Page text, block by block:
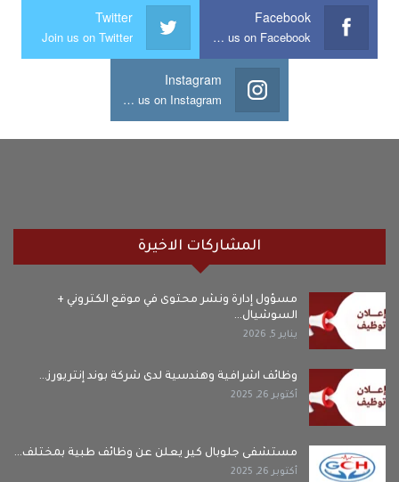
Facebook
Join us on Facebook
Twitter
Join us on Twitter
Instagram
Join us on Instagram
المشاركات الاخيرة
مسؤول إدارة ونشر محتوى في موقع الكتروني +
السوشيال…
يناير 5, 2026
وظائف اشرافية وهندسية لدى شركة بوند إنتريورز…
أكتوبر 26, 2025
مستشفى جلوبال كير يعلن عن وظائف طبية بمختلف…
أكتوبر 26, 2025